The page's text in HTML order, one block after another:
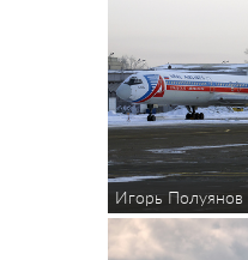
Игорь Полуянов